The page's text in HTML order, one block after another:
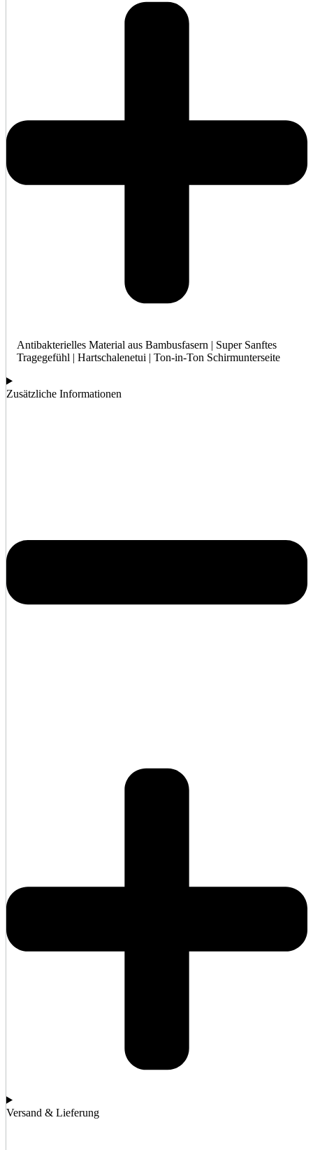
Antibakterielles Material aus Bambusfasern | Super Sanftes
Tragegefühl | Hartschalenetui | Ton-in-Ton Schirmunterseite
Zusätzliche Informationen
Versand & Lieferung